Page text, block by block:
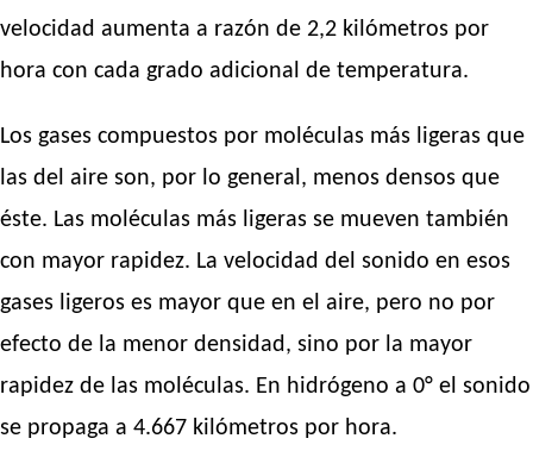
velocidad aumenta a razón de 2,2 kilómetros por
hora con cada grado adicional de temperatura.
Los gases compuestos por moléculas más ligeras que
las del aire son, por lo general, menos densos que
éste. Las moléculas más ligeras se mueven también
con mayor rapidez. La velocidad del sonido en esos
gases ligeros es mayor que en el aire, pero no por
efecto de la menor densidad, sino por la mayor
rapidez de las moléculas. En hidrógeno a 0° el sonido
se propaga a 4.667 kilómetros por hora.